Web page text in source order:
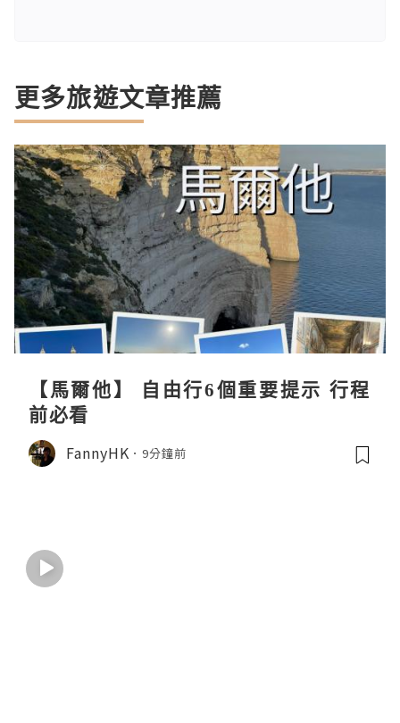
更多旅遊文章推薦
【馬爾他】 自由行6個重要提示 行程
前必看
FannyHK 9分鐘前